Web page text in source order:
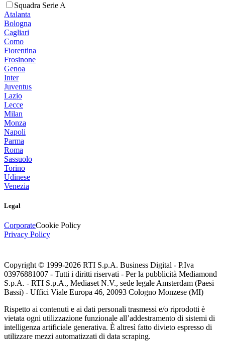
Squadra Serie A
Atalanta
Bologna
Cagliari
Como
Fiorentina
Frosinone
Genoa
Inter
Juventus
Lazio
Lecce
Milan
Monza
Napoli
Parma
Roma
Sassuolo
Torino
Udinese
Venezia
Legal
CorporateCookie Policy
Privacy Policy
Copyright © 1999-2026 RTI S.p.A. Business Digital - P.Iva
03976881007 - Tutti i diritti riservati - Per la pubblicità Mediamond
S.p.A. - RTI S.p.A., Mediaset N.V., sede legale Amsterdam (Paesi
Bassi) - Uffici Viale Europa 46, 20093 Cologno Monzese (MI)
Rispetto ai contenuti e ai dati personali trasmessi e/o riprodotti è
vietata ogni utilizzazione funzionale all’addestramento di sistemi di
intelligenza artificiale generativa. È altresì fatto divieto espresso di
utilizzare mezzi automatizzati di data scraping.